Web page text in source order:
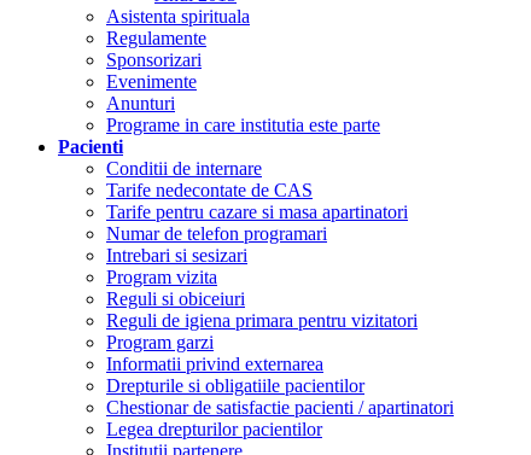
Asistenta spirituala
Regulamente
Sponsorizari
Evenimente
Anunturi
Programe in care institutia este parte
Pacienti
Conditii de internare
Tarife nedecontate de CAS
Tarife pentru cazare si masa apartinatori
Numar de telefon programari
Intrebari si sesizari
Program vizita
Reguli si obiceiuri
Reguli de igiena primara pentru vizitatori
Program garzi
Informatii privind externarea
Drepturile si obligatiile pacientilor
Chestionar de satisfactie pacienti / apartinatori
Legea drepturilor pacientilor
Institutii partenere